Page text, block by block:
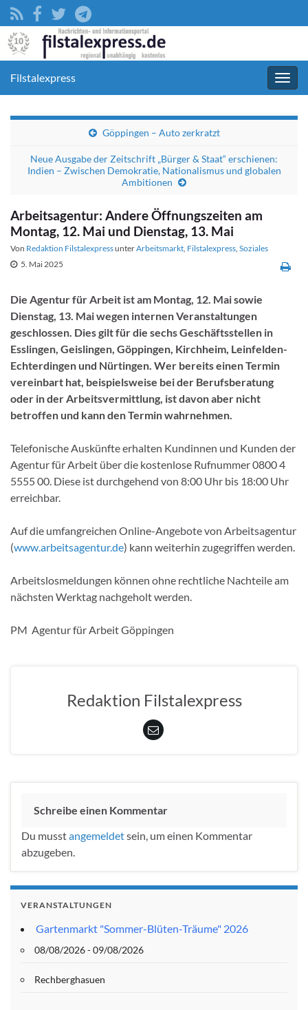
Filstalexpress
Göppingen – Auto zerkratzt
Neue Ausgabe der Zeitschrift „Bürger & Staat“ erschienen:
Indien – Zwischen Demokratie, Nationalismus und globalen
Ambitionen
Arbeitsagentur: Andere Öffnungszeiten am
Montag, 12. Mai und Dienstag, 13. Mai
Von Redaktion FilstalexpressunterArbeitsmarkt, Filstalexpress, Soziales
5. Mai 2025
Die Agentur für Arbeit ist am Montag, 12. Mai sowie
Dienstag, 13. Mai wegen internen Veranstaltungen
geschlossen. Dies gilt für die sechs Geschäftsstellen in
Esslingen, Geislingen, Göppingen, Kirchheim, Leinfelden-
Echterdingen und Nürtingen. Wer bereits einen Termin
vereinbart hat, beispielsweise bei der Berufsberatung
oder in der Arbeitsvermittlung, ist davon aber nicht
betroffen und kann den Termin wahrnehmen.
Telefonische Auskünfte erhalten Kundinnen und Kunden der
Agentur für Arbeit über die kostenlose Rufnummer 0800 4
5555 00. Diese ist durchgehend von 8:00 Uhr bis 18:00 Uhr
erreichbar.
Auf die umfangreichen Online-Angebote von Arbeitsagentur
(www.arbeitsagentur.de) kann weiterhin zugegriffen werden.
Arbeitslosmeldungen können ohne rechtliche Nachteile am
nächsten Werktag nachgeholt werden.
PM Agentur für Arbeit Göppingen
Redaktion Filstalexpress
Schreibe einen Kommentar
Du musstangemeldetsein, um einen Kommentar
abzugeben.
VERANSTALTUNGEN
Gartenmarkt "Sommer-Blüten-Träume" 2026
08/08/2026 - 09/08/2026
Rechberghasuen